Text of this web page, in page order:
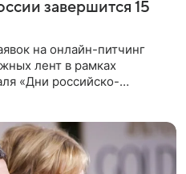
завершится 15
на онлайн-питчинг
лент в рамках
«Дни российско-